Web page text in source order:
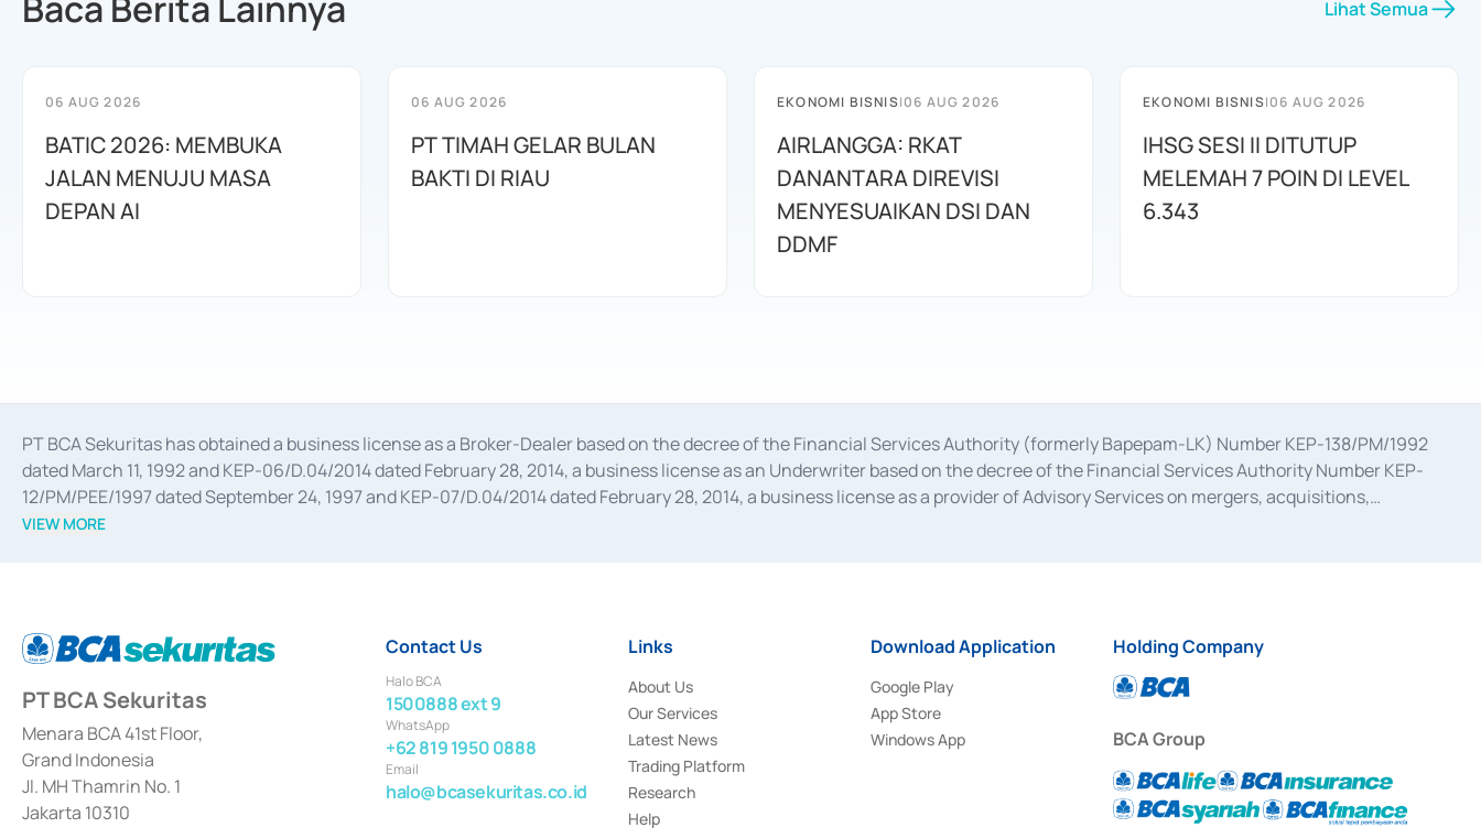
Lihat Semua
06 AUG 2026
BATIC 2026: MEMBUKA
JALAN MENUJU MASA
DEPAN AI
06 AUG 2026
PT TIMAH GELAR BULAN
BAKTI DI RIAU
EKONOMI BISNIS|06 AUG 2026
AIRLANGGA: RKAT
DANANTARA DIREVISI
MENYESUAIKAN DSI DAN
DDMF
EKONOMI BISNIS|06 AUG 2026
IHSG SESI II DITUTUP
MELEMAH 7 POIN DI LEVEL
6.343
PT BCA Sekuritas has obtained a business license as a Broker-Dealer based on the decree of the Financial Services Authority (formerly Bapepam-LK) Number KEP-138/PM/1992
dated March 11, 1992 and KEP-06/D.04/2014 dated February 28, 2014, a business license as an Underwriter based on the decree of the Financial Services Authority Number KEP-
12/PM/PEE/1997 dated September 24, 1997 and KEP-07/D.04/2014 dated February 28, 2014, a business license as a provider of Advisory Services on mergers, acquisitions,
divestments, and joint ventures based on the decree of the Financial Services Authority Number S-67/PM.21/2014 dated February 28, 2014, a business license as a provider of
Settlement of Commercial Paper Transactions whose license was issued in 2018.
VIEW MORE
PT BCA Sekuritas
Menara BCA 41st Floor,
Grand Indonesia
Jl. MH Thamrin No. 1
Jakarta 10310
Contact Us
Halo BCA
1500888 ext 9
WhatsApp
+62 819 1950 0888
Email
halo@bcasekuritas.co.id
Links
About Us
Our Services
Latest News
Trading Platform
Research
Help
Download Application
Google Play
App Store
Windows App
Holding Company
BCA Group